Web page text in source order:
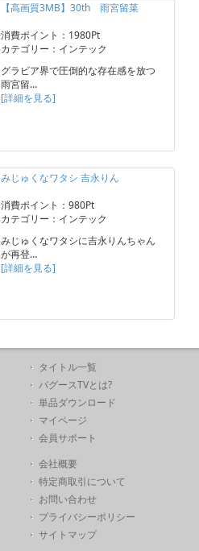
【高画質3MB】30th 雨宮留菜
消費ポイント：1980Pt
カテゴリー：インテック
グラビア界で圧倒的な存在感を放つ
雨宮留…
[詳細を見る]
みじゅくなワタシ 吉永りん
消費ポイント：980Pt
カテゴリー：インテック
みじゅくなワタシに吉永りんちゃん
が再登…
[詳細を見る]
タイトル一覧
バグースTVとは?
単品ダウンロード
マイページ
会員サポート
会社概要
特定商取引について
お問い合わせ
プライバシーポリシー
サイトマップ